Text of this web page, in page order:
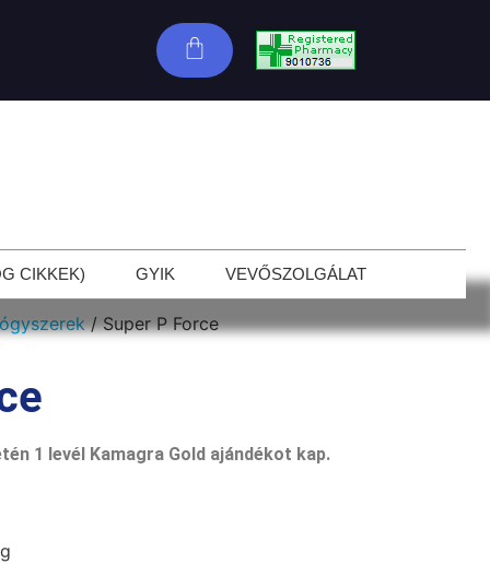
CIKKEK) GYIK VEVŐSZOLGÁLAT
/ Super P Force
1 levél Kamagra Gold ajándékot kap.